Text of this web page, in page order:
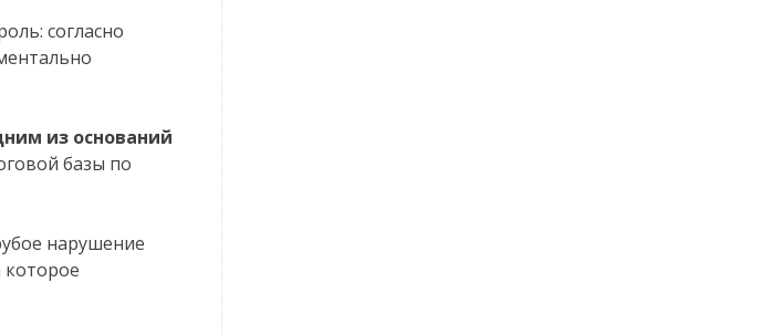
согласно
из оснований
базы по
нарушение
которое